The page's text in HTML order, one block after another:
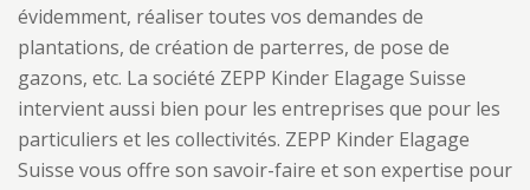
évidemment, réaliser toutes vos demandes de
plantations, de création de parterres, de pose de
gazons, etc. La société ZEPP Kinder Elagage Suisse
intervient aussi bien pour les entreprises que pour les
particuliers et les collectivités. ZEPP Kinder Elagage
Suisse vous offre son savoir-faire et son expertise pour